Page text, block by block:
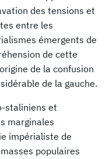
des tensions et
entre les
émergents de
de cette
de la confusion
de la gauche.
staliniens et
marginales
impérialiste de
populaires